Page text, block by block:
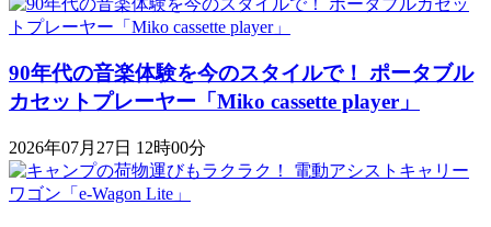
90年代の音楽体験を今のスタイルで！ ポータブル
カセットプレーヤー「Miko cassette player」
2026年07月27日 12時00分